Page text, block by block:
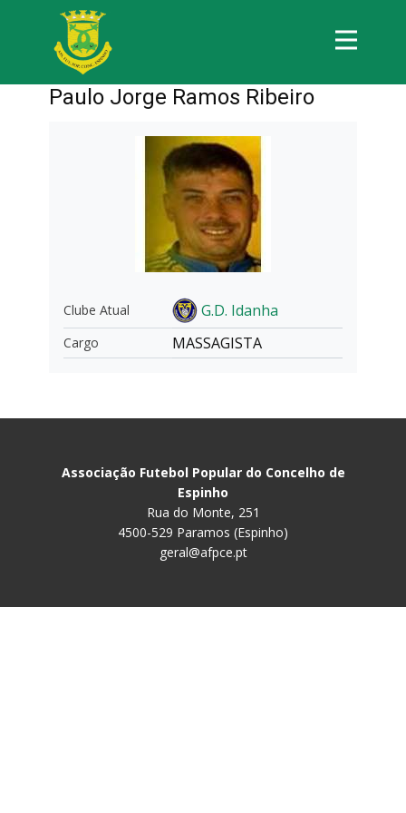
Paulo Jorge Ramos Ribeiro
Clube Atual G.D. Idanha
Cargo MASSAGISTA
Associação Futebol Popular do Concelho de
Espinho
Rua do Monte, 251
4500-529 Paramos (Espinho)
geral@afpce.pt